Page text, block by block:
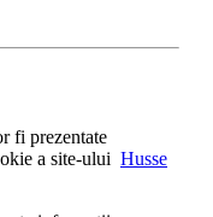
fi prezentate
a site-ului Husse